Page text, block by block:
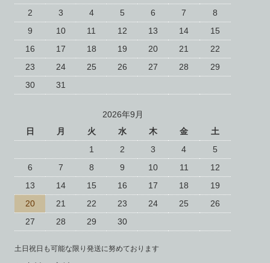
2
3 4 5 6 7
8
9
10 11 12 13 14
15
16
17 18 19 20 21
22
23
24 25 26 27 28
29
30
31
2026年9月
日
月 火 水 木 金
土
1
2 3 4
5
6
7 8 9 10 11
12
13
14 15 16 17 18
19
20
21 22 23 24 25
26
27
28 29 30
土日祝日も可能な限り発送に努めております